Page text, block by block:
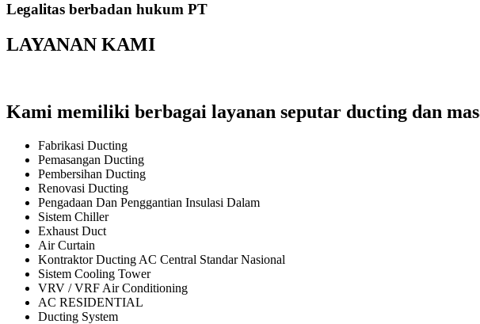
Legalitas berbadan hukum PT
LAYANAN KAMI
Kami memiliki berbagai layanan seputar ducting dan
Fabrikasi Ducting
Pemasangan Ducting
Pembersihan Ducting
Renovasi Ducting
Pengadaan Dan Penggantian Insulasi Dalam
Sistem Chiller
Exhaust Duct
Air Curtain
Kontraktor Ducting AC Central Standar Nasional
Sistem Cooling Tower
VRV / VRF Air Conditioning
AC RESIDENTIAL
Ducting System